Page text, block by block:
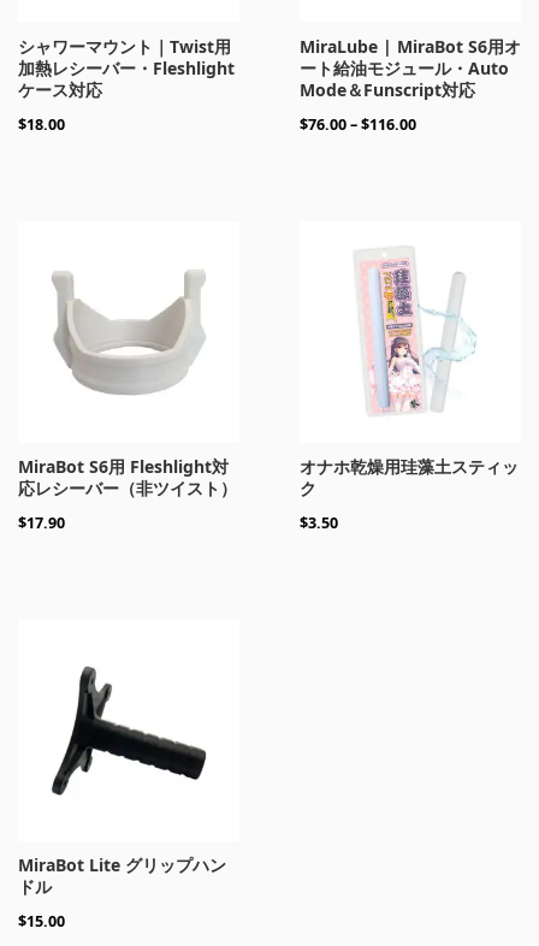
シャワーマウント｜Twist用
加熱レシーバー・Fleshlight
ケース対応
$18.00
MiraLube | MiraBot S6用オ
ート給油モジュール・Auto
Mode＆Funscript対応
$76.00–$116.00
MiraBot S6用 Fleshlight対
応レシーバー（非ツイスト）
$17.90
オナホ乾燥用珪藻土スティッ
ク
$3.50
MiraBot Lite グリップハン
ドル
$15.00